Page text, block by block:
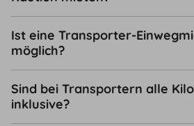
Ist eine Transporter-
möglich?
Sind bei Transportern alle
inklusive?